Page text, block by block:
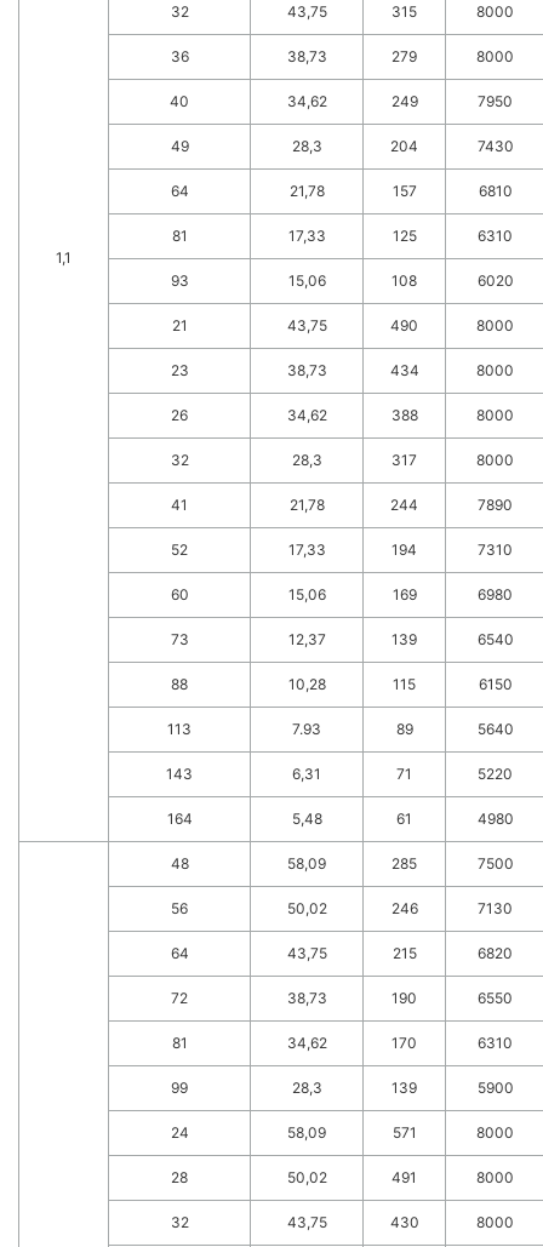
1,1
32 43,75 315 8000
36 38,73 279 8000
40 34,62 249 7950
49 28,3 204 7430
64 21,78 157 6810
81 17,33 125 6310
93 15,06 108 6020
21 43,75 490 8000
23 38,73 434 8000
26 34,62 388 8000
32 28,3 317 8000
41 21,78 244 7890
52 17,33 194 7310
60 15,06 169 6980
73 12,37 139 6540
88 10,28 115 6150
113 7.93 89 5640
143 6,31 71 5220
164 5,48 61 4980
48 58,09 285 7500
56 50,02 246 7130
64 43,75 215 6820
72 38,73 190 6550
81 34,62 170 6310
99 28,3 139 5900
24 58,09 571 8000
28 50,02 491 8000
32 43,75 430 8000